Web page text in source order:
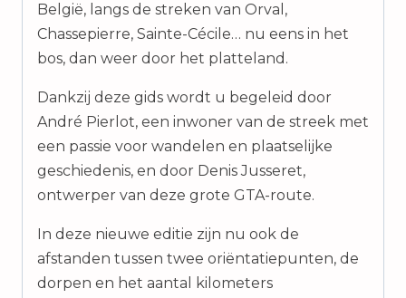
België, langs de streken van Orval,
Chassepierre, Sainte-Cécile… nu eens in het
bos, dan weer door het platteland.
Dankzij deze gids wordt u begeleid door
André Pierlot, een inwoner van de streek met
een passie voor wandelen en plaatselijke
geschiedenis, en door Denis Jusseret,
ontwerper van deze grote GTA-route.
In deze nieuwe editie zijn nu ook de
afstanden tussen twee oriëntatiepunten, de
dorpen en het aantal kilometers